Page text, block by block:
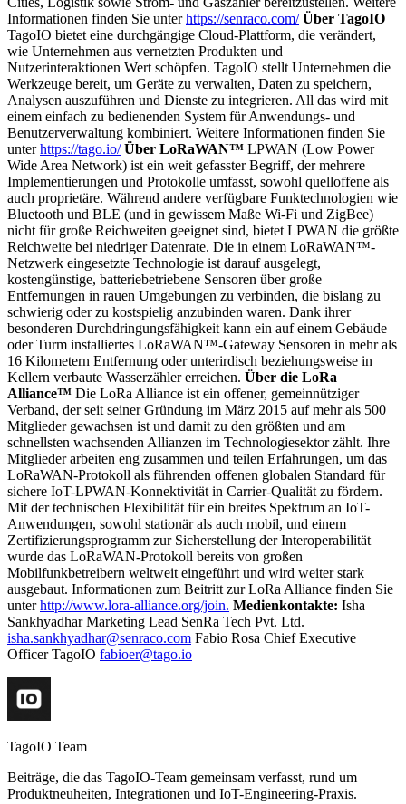
Informationen finden Sie unterhttps://senraco.com/ Über TagoIO
TagoIO bietet eine durchgängige Cloud-Plattform, die verändert,
wie Unternehmen aus vernetzten Produkten und
Nutzerinteraktionen Wert schöpfen. TagoIO stellt Unternehmen die
Werkzeuge bereit, um Geräte zu verwalten, Daten zu speichern,
Analysen auszuführen und Dienste zu integrieren. All das wird mit
einem einfach zu bedienenden System für Anwendungs- und
Benutzerverwaltung kombiniert. Weitere Informationen finden Sie
unterhttps://tago.io/ Über LoRaWAN™ LPWAN (Low Power
Wide Area Network) ist ein weit gefasster Begriff, der mehrere
Implementierungen und Protokolle umfasst, sowohl quelloffene als
auch proprietäre. Während andere verfügbare Funktechnologien wie
Bluetooth und BLE (und in gewissem Maße Wi-Fi und ZigBee)
nicht für große Reichweiten geeignet sind, bietet LPWAN die größte
Reichweite bei niedriger Datenrate. Die in einem LoRaWAN™-
Netzwerk eingesetzte Technologie ist darauf ausgelegt,
kostengünstige, batteriebetriebene Sensoren über große
Entfernungen in rauen Umgebungen zu verbinden, die bislang zu
schwierig oder zu kostspielig anzubinden waren. Dank ihrer
besonderen Durchdringungsfähigkeit kann ein auf einem Gebäude
oder Turm installiertes LoRaWAN™-Gateway Sensoren in mehr als
16 Kilometern Entfernung oder unterirdisch beziehungsweise in
Kellern verbaute Wasserzähler erreichen. Über die LoRa
Alliance™ Die LoRa Alliance ist ein offener, gemeinnütziger
Verband, der seit seiner Gründung im März 2015 auf mehr als 500
Mitglieder gewachsen ist und damit zu den größten und am
schnellsten wachsenden Allianzen im Technologiesektor zählt. Ihre
Mitglieder arbeiten eng zusammen und teilen Erfahrungen, um das
LoRaWAN-Protokoll als führenden offenen globalen Standard für
sichere IoT-LPWAN-Konnektivität in Carrier-Qualität zu fördern.
Mit der technischen Flexibilität für ein breites Spektrum an IoT-
Anwendungen, sowohl stationär als auch mobil, und einem
Zertifizierungsprogramm zur Sicherstellung der Interoperabilität
wurde das LoRaWAN-Protokoll bereits von großen
Mobilfunkbetreibern weltweit eingeführt und wird weiter stark
ausgebaut. Informationen zum Beitritt zur LoRa Alliance finden Sie
unterhttp://www.lora-alliance.org/join. Medienkontakte: Isha
Sankhyadhar Marketing Lead SenRa Tech Pvt. Ltd.
isha.sankhyadhar@senraco.com Fabio Rosa Chief Executive
Officer TagoIO fabioer@tago.io
TagoIO Team
Beiträge, die das TagoIO-Team gemeinsam verfasst, rund um
Produktneuheiten, Integrationen und IoT-Engineering-Praxis.